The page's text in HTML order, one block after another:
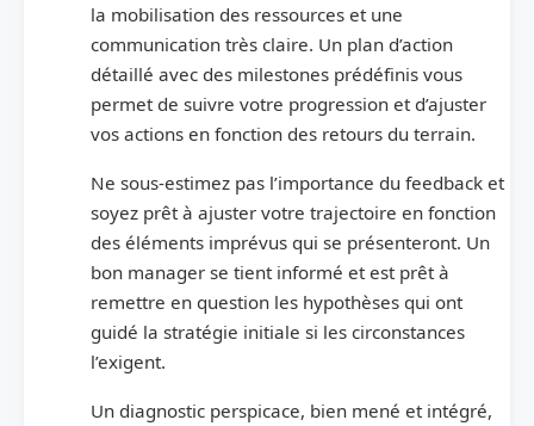
la mobilisation des ressources et une
communication très claire. Un plan d’action
détaillé avec des milestones prédéfinis vous
permet de suivre votre progression et d’ajuster
vos actions en fonction des retours du terrain.
Ne sous-estimez pas l’importance du feedback et
soyez prêt à ajuster votre trajectoire en fonction
des éléments imprévus qui se présenteront. Un
bon manager se tient informé et est prêt à
remettre en question les hypothèses qui ont
guidé la stratégie initiale si les circonstances
l’exigent.
Un diagnostic perspicace, bien mené et intégré,